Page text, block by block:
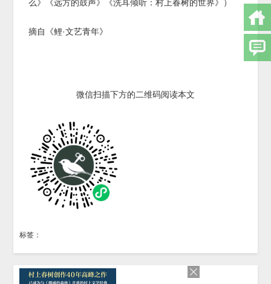
么》《远方的鼓声》《洗耳倾听：村上春树的世界》）
摘自《鲤·文艺青年》
微信扫描下方的二维码阅读本文
标签：